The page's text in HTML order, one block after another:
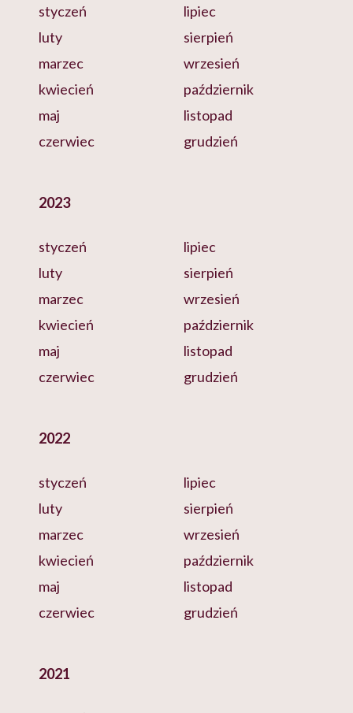
styczeń
luty
marzec
kwiecień
maj
czerwiec
lipiec
sierpień
wrzesień
październik
listopad
grudzień
2023
styczeń
luty
marzec
kwiecień
maj
czerwiec
lipiec
sierpień
wrzesień
październik
listopad
grudzień
2022
styczeń
luty
marzec
kwiecień
maj
czerwiec
lipiec
sierpień
wrzesień
październik
listopad
grudzień
2021